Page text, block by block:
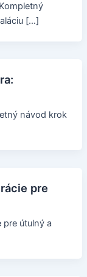
[…]
návod krok
pre
pre útulný a